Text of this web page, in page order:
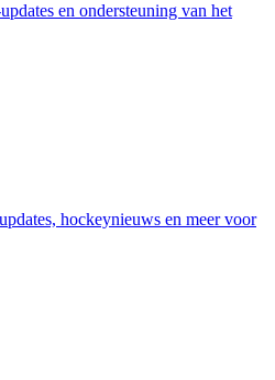
en ondersteuning van het
hockeynieuws en meer voor